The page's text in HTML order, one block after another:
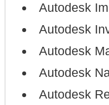
Autodesk
Autodesk
Autodesk
Autodesk
Autodesk